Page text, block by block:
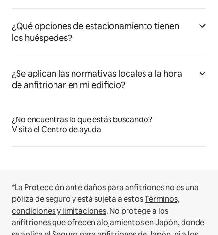
¿Qué opciones de estacionamiento tienen
los huéspedes?
¿Se aplican las normativas locales a la hora
de anfitrionar en mi edificio?
¿No encuentras lo que estás buscando?
Visita el Centro de ayuda
*La Protección ante daños para anfitriones no es una
póliza de seguro y está sujeta a estosTérminos,
condiciones y limitaciones. No protege a los
anfitriones que ofrecen alojamientos en Japón, donde